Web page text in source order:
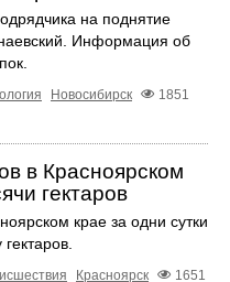
на поднятие
Информация об
Новосибирск
1851
в Красноярском
гектаров
крае за одни сутки
Красноярск
1651